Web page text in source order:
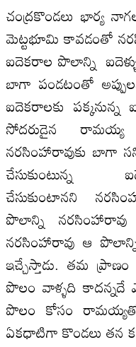
చంద్రకొండలు భార్య
మెట్టభూమి కావడంతో
ఐదెకరాల పొలాన్ని
బాగా పండటంతో
ఐదెకరాలకు పక్కనున్న
సోదరుడైన
నరసింహారావుకు బాగా
చేసుకుంటున్న
చేసుకుంటానని
పొలాన్ని నరసింహారావు
నరసింహారావు ఆ
ఇచ్చేస్తాడు. తమ
పొలం వాళ్ళది కాదన్నదే
పొలం కోసం
ఏకధాటిగా కొండలు తన